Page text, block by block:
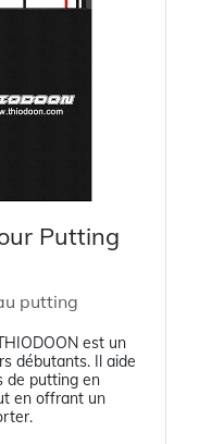
Putting
putting
est un
débutants. Il aide
de putting en
en offrant un